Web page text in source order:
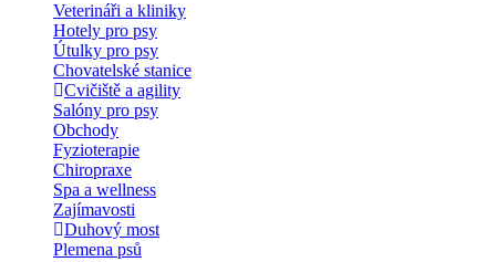
Veterináři a kliniky
Hotely pro psy
Útulky pro psy
Chovatelské stanice
Cvičiště a agility
Salóny pro psy
Obchody
Fyzioterapie
Chiropraxe
Spa a wellness
Zajímavosti
Duhový most
Plemena psů